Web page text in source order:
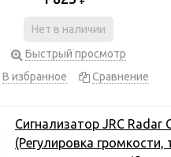
Нет в наличии
Быстрый просмотр
В избранное
Сравнение
Сигнализатор JRC Radar
(Регулировка громкости,